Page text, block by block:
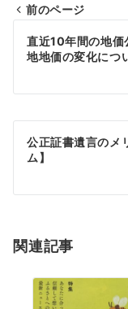
投
稿
ビ
ゲ
シ
ン
前のページ
直近10年間の地価
地地価の変化につ
公正証書遺言のメ
ム】
関連記事